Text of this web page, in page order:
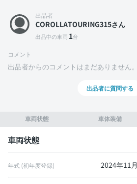
車両状態 車体装備
車両状態
年式 (初年度登録) 2024年11月
出品者
COROLLATOURING315さん
出品中の車両 1台
コメント
出品者からのコメントはまだありません。
出品者に質問する